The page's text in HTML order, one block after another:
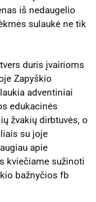
iš nedaugelio
sulaukė ne tik
duris įvairioms
Zapyškio
adventiniai
edukacinės
žvakių dirbtuvės, o
su joje
apie
kviečiame sužinoti
bažnyčios fb